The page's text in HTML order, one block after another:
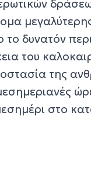
δυνατόν
του
της
στο